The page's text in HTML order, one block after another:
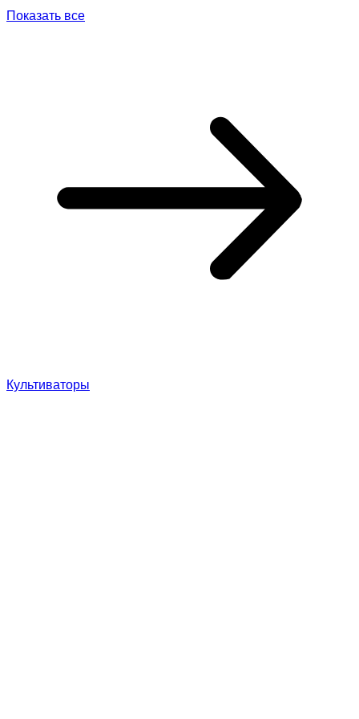
Показать все
Культиваторы